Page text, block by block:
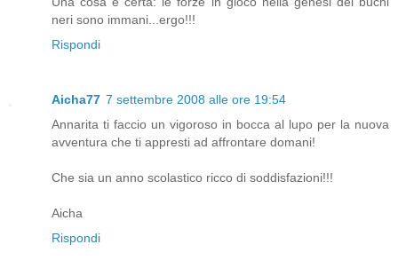
neri sono immani...ergo!!!
Rispondi
Aicha77 7 settembre 2008 alle ore 19:54
Annarita ti faccio un vigoroso in bocca al lupo per la nuova
avventura che ti appresti ad affrontare domani!
Che sia un anno scolastico ricco di soddisfazioni!!!
Aicha
Rispondi